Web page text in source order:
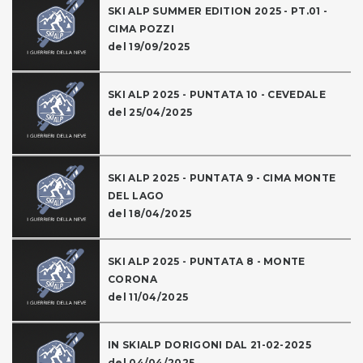
SKI ALP SUMMER EDITION 2025 - PT.01 -
CIMA POZZI
del 19/09/2025
SKI ALP 2025 - PUNTATA 10 - CEVEDALE
del 25/04/2025
SKI ALP 2025 - PUNTATA 9 - CIMA MONTE
DEL LAGO
del 18/04/2025
SKI ALP 2025 - PUNTATA 8 - MONTE
CORONA
del 11/04/2025
IN SKIALP DORIGONI DAL 21-02-2025